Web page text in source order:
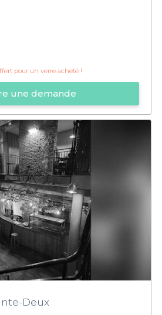
pour un verre acheté !
une demande
Deux